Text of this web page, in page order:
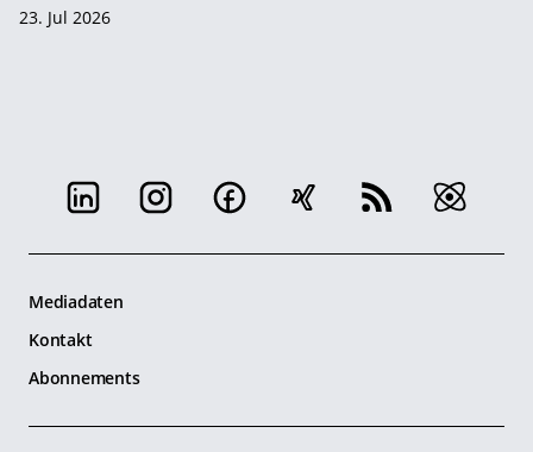
23. Jul 2026
Mediadaten
Kontakt
Abonnements